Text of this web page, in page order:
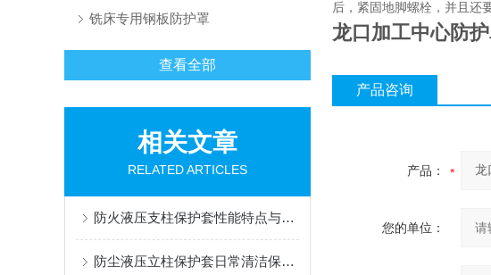
铣床专用钢板防护罩
查看全部
相关文章
RELATED ARTICLES
防火液压支柱保护套性能特点与阻燃防护应用
防尘液压立柱保护套日常清洁保养与更换规范
后，紧固地脚螺栓，并且还
龙口加工中心防
产品咨询
产品：
您的单位：